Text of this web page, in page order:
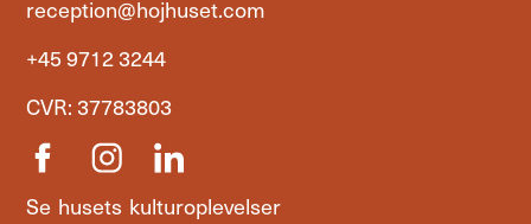
reception@hojhuset.com
+45 9712 3244
CVR: 37783803
Se husets kulturoplevelser